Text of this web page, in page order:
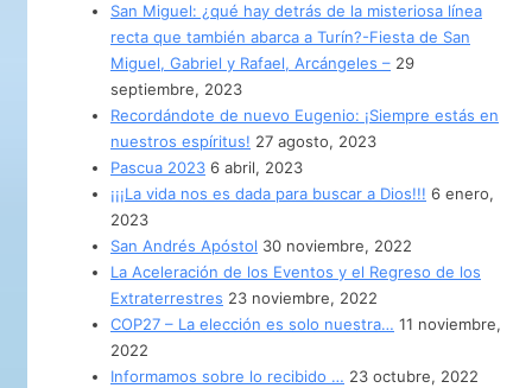
San Miguel: ¿qué hay detrás de la misteriosa línea
recta que también abarca a Turín?-Fiesta de San
Miguel, Gabriel y Rafael, Arcángeles – 29
septiembre, 2023
Recordándote de nuevo Eugenio: ¡Siempre estás en
nuestros espíritus! 27 agosto, 2023
Pascua 2023 6 abril, 2023
¡¡¡La vida nos es dada para buscar a Dios!!! 6 enero,
2023
San Andrés Apóstol 30 noviembre, 2022
La Aceleración de los Eventos y el Regreso de los
Extraterrestres 23 noviembre, 2022
COP27 – La elección es solo nuestra… 11 noviembre,
2022
Informamos sobre lo recibido … 23 octubre, 2022